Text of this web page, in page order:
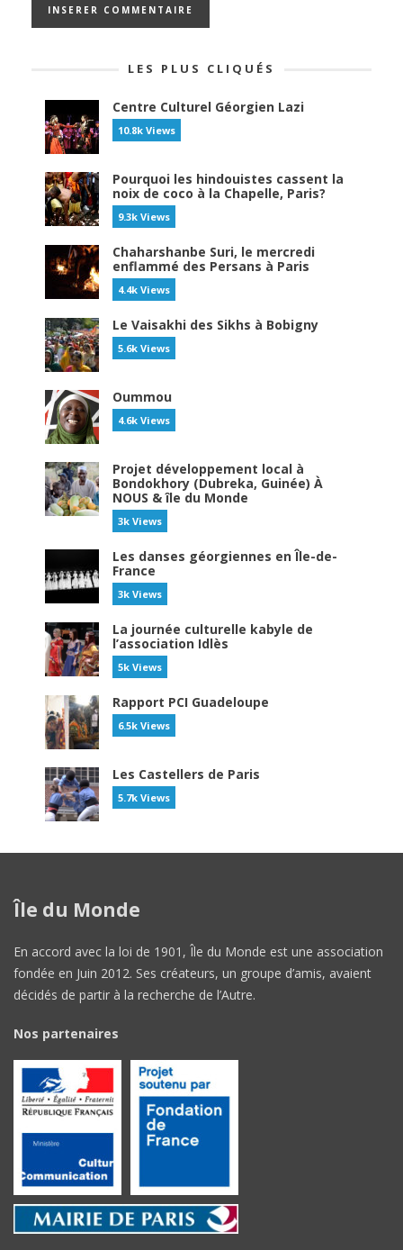
LES PLUS CLIQUÉS
Centre Culturel Géorgien Lazi
10.8k Views
Pourquoi les hindouistes cassent la
noix de coco à la Chapelle, Paris?
9.3k Views
Chaharshanbe Suri, le mercredi
enflammé des Persans à Paris
4.4k Views
Le Vaisakhi des Sikhs à Bobigny
5.6k Views
Oummou
4.6k Views
Projet développement local à
Bondokhory (Dubreka, Guinée) À
NOUS & île du Monde
3k Views
Les danses géorgiennes en Île-de-
France
3k Views
La journée culturelle kabyle de
l’association Idlès
5k Views
Rapport PCI Guadeloupe
6.5k Views
Les Castellers de Paris
5.7k Views
Île du Monde
En accord avec la loi de 1901, Île du Monde est une association
fondée en Juin 2012. Ses créateurs, un groupe d’amis, avaient
décidés de partir à la recherche de l’Autre.
Nos partenaires